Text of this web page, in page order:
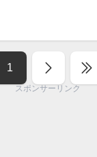
1
スポンサーリンク